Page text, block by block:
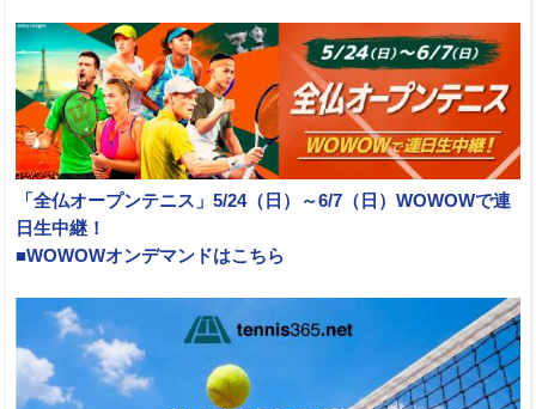
「全仏オープンテニス」5/24（日）～6/7（日）WOWOWで連
日生中継！
■WOWOWオンデマンドはこちら